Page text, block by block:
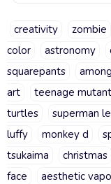
creativity zombie
color
astronomy
squarepants
art
teenage
turtles
superman
luffy
monkey d
tsukaima
christmas
face
aesthetic